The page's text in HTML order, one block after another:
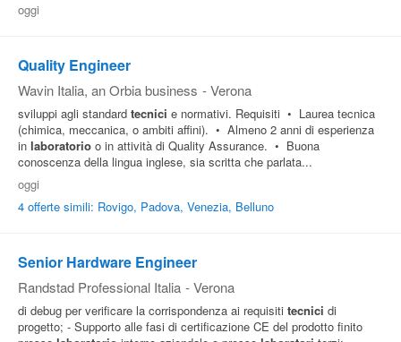
oggi
Quality Engineer
Wavin Italia, an Orbia business - Verona
sviluppi agli standard tecnici e normativi. Requisiti • Laurea tecnica
(chimica, meccanica, o ambiti affini). • Almeno 2 anni di esperienza
in laboratorio o in attività di Quality Assurance. • Buona
conoscenza della lingua inglese, sia scritta che parlata...
oggi
4 offerte simili: Rovigo, Padova, Venezia, Belluno
Senior Hardware Engineer
Randstad Professional Italia - Verona
di debug per verificare la corrispondenza ai requisiti tecnici di
progetto; - Supporto alle fasi di certificazione CE del prodotto finito